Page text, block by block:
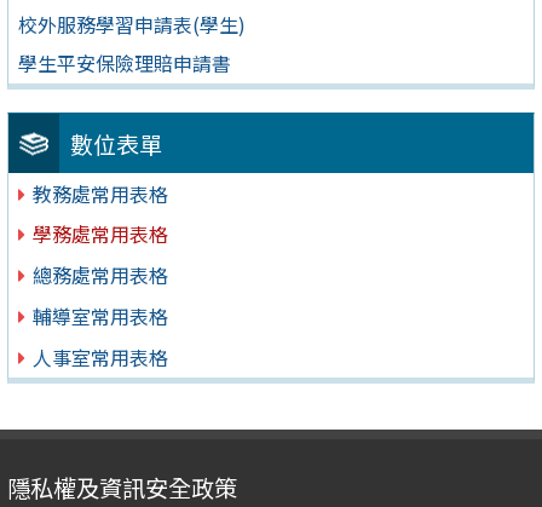
校外服務學習申請表(學生)
學生平安保險理賠申請書
數位表單
教務處常用表格
學務處常用表格
總務處常用表格
輔導室常用表格
人事室常用表格
隱私權及資訊安全政策